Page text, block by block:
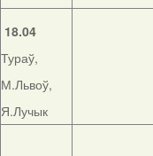
18.04
Тураў,
М.Львоў,
Я.Лучык